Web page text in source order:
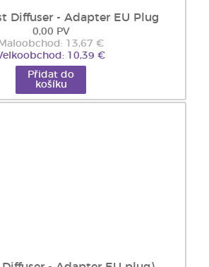
Diffuser - Adapter EU Plug
0,00 PV
Maloobchod: 13,67 €
10,39 €
Přidat do
košíku